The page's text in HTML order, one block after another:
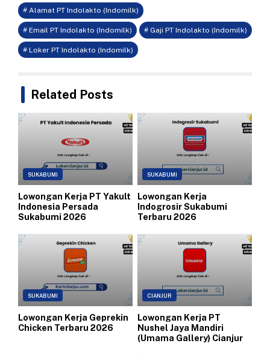
# Alamat PT Indolakto (Indomilk)
# Email PT Indolakto (Indomilk) # Gaji PT Indolakto (Indomilk)
# Loker PT Indolakto (Indomilk)
Related Posts
SUKABUMI
Lowongan Kerja PT Yakult
Indonesia Persada
Sukabumi 2026
SUKABUMI
Lowongan Kerja
Indogrosir Sukabumi
Terbaru 2026
SUKABUMI
Lowongan Kerja Geprekin
Chicken Terbaru 2026
CIANJUR
Lowongan Kerja PT
Nushel Jaya Mandiri
(Umama Gallery) Cianjur